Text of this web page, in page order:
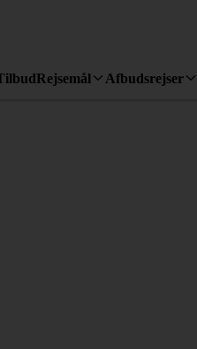
Rejsemål Afbudsrejser